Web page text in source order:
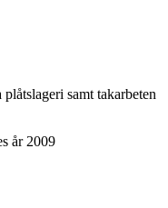
samt takarbeten
år 2009